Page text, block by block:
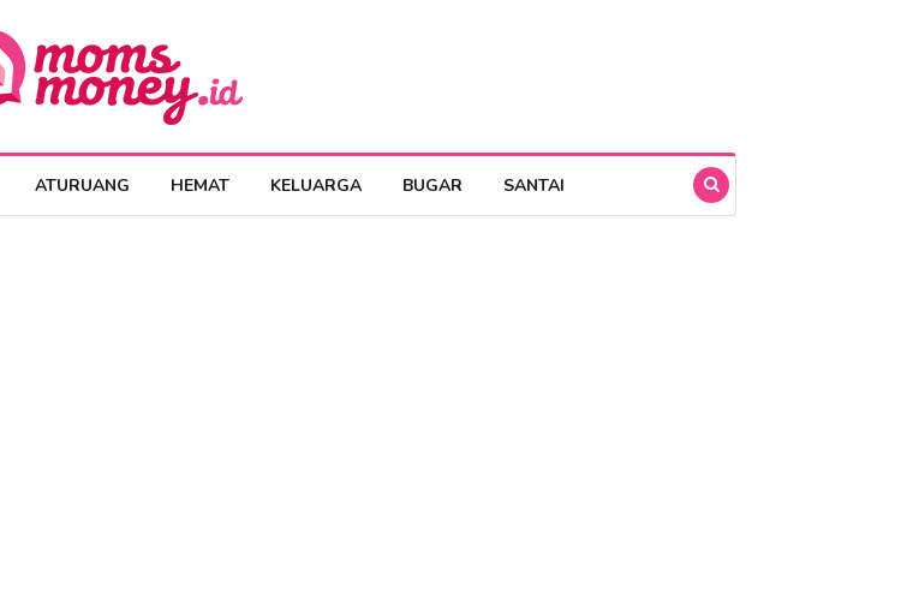
ATURUANG HEMAT KELUARGA BUGAR SANTAI